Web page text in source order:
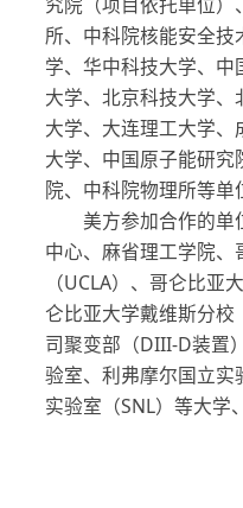
所、中科院核能安全
学、华中科技大学、
大学、北京科技大学
大学、大连理工大学
大学、中国原子能研
院、中科院物理所等单
美方参加合作的单
中心、麻省理工学院
（UCLA）、哥仑比亚
仑比亚大学戴维斯分校
司聚变部（DIII-D装置
验室、利弗摩尔国立实
实验室（SNL）等大学